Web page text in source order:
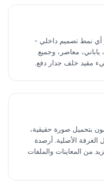
أي نمط تصميم داخلي -
معاصر، وجميع
مقيد خلف جدار دفع.
بتحميل صورة حقيقية،
الغرفة الأصلية. أرصدة
من المعاينات والملفات